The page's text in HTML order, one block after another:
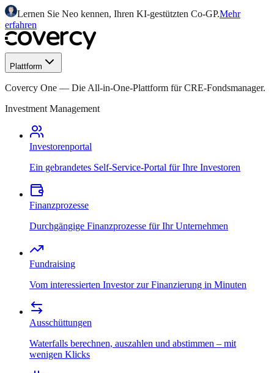
Lernen Sie Neo kennen, Ihren KI-gestützten Co-GP.Mehr
erfahren
Plattform
Covercy One — Die All-in-One-Plattform für CRE-Fondsmanager.
Investment Management
Investorenportal
Ein gebrandetes Self-Service-Portal für Ihre Investoren
Finanzprozesse
Durchgängige Finanzprozesse für Ihr Unternehmen
Fundraising
Vom interessierten Investor zur Finanzierung in Minuten
Ausschüttungen
Waterfalls berechnen, auszahlen und abstimmen – mit
wenigen Klicks